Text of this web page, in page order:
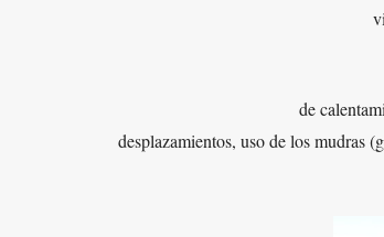
de
desplazamientos, uso de los mudras